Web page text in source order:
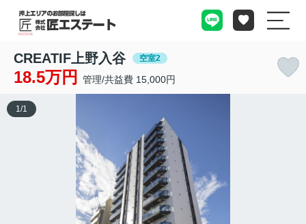
CREATIF上野入谷 空室2
18.5万円 管理/共益費 15,000円
1 /1